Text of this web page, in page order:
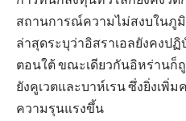
สถานการณ์ความไม่สงบในภู
ล่าสุดระบุว่าอิสราเอลยังคงป
ตอนใต้ ขณะเดียวกันอิหร่านก็
ยังคูเวตและบาห์เรน ซึ่งยิ่งเพิ่
ความรุนแรงขึ้น